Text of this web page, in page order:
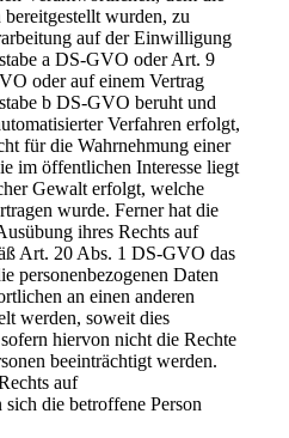
bereitgestellt wurden, zu
auf der Einwilligung
a DS-GVO oder Art. 9
oder auf einem Vertrag
b DS-GVO beruht und
Verfahren erfolgt,
für die Wahrnehmung einer
im öffentlichen Interesse liegt
Gewalt erfolgt, welche
wurde. Ferner hat die
ihres Rechts auf
Art. 20 Abs. 1 DS-GVO das
personenbezogenen Daten
an einen anderen
werden, soweit dies
hiervon nicht die Rechte
beeinträchtigt werden.
auf
die betroffene Person